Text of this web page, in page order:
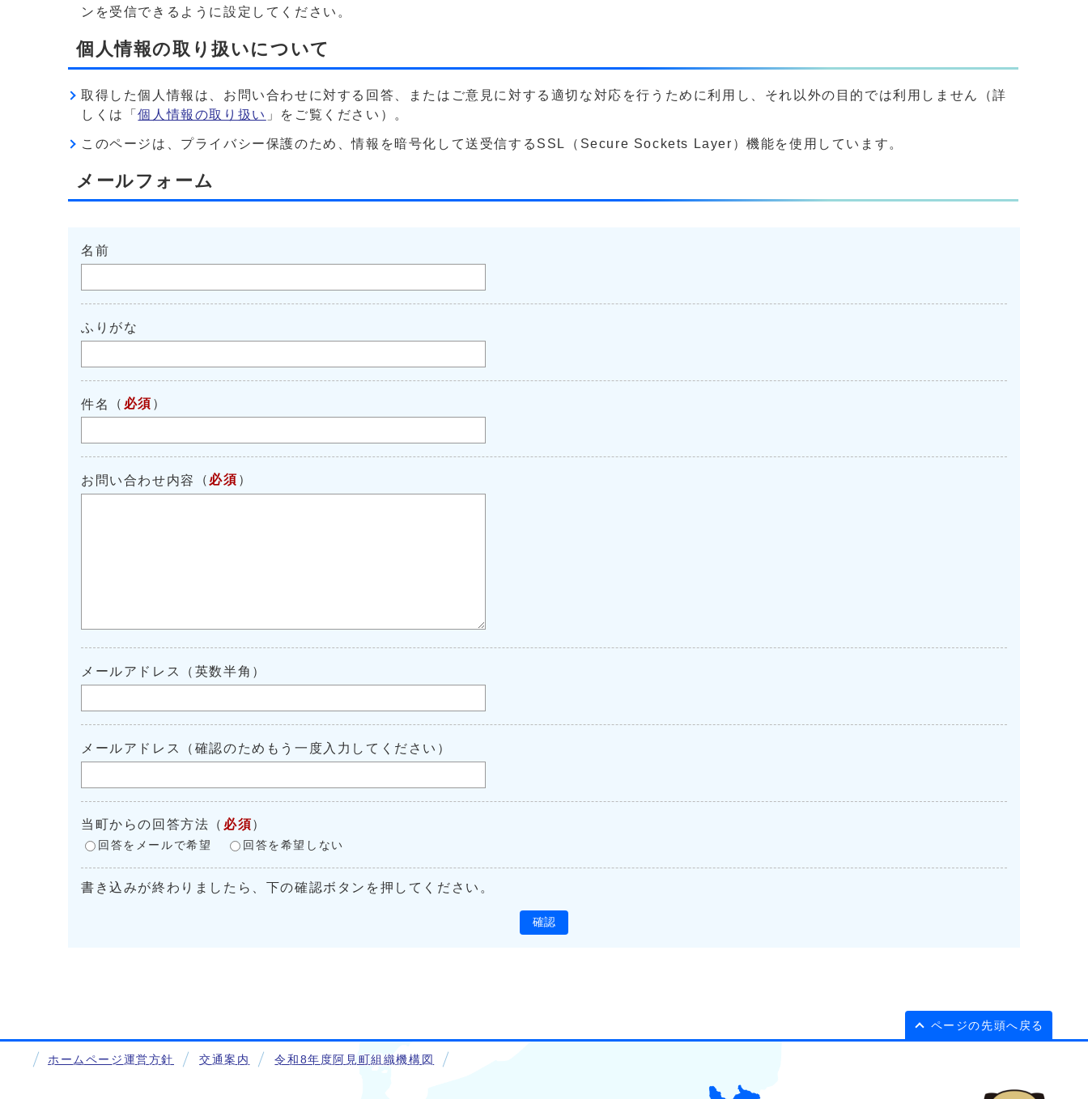
ンを受信できるように設定してください。
個人情報の取り扱いについて
取得した個人情報は、お問い合わせに対する回答、またはご意見に対する適切な対応を行うために利用し、それ以外の目的では利用しません（詳
しくは「個人情報の取り扱い 」をご覧ください）。
このページは、プライバシー保護のため、情報を暗号化して送受信するSSL（Secure Sockets Layer）機能を使用しています。
メールフォーム
名前
ふりがな
件名 （ 必須 ）
お問い合わせ内容 （ 必須 ）
メールアドレス（英数半角）
メールアドレス（確認のためもう一度入力してください）
当町からの回答方法 （ 必須）
回答をメールで希望 回答を希望しない
書き込みが終わりましたら、下の確認ボタンを押してください。
確認
ページの先頭へ戻る
ホームページ運営方針 交通案内 令和8年度阿見町組織機構図